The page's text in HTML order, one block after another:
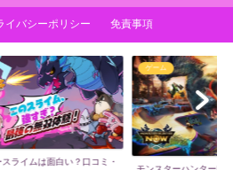
イバシーポリシー 免責事項
ライムは面白い？口コミ・
ゲーム